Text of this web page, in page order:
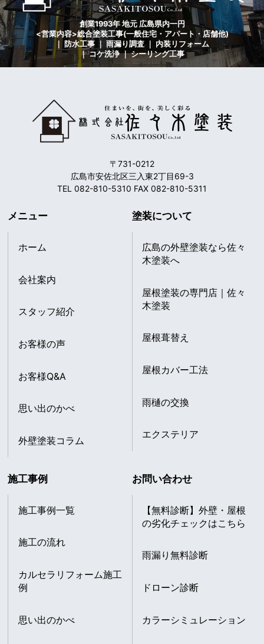
創業1993年 地元 広島県内一円
<営業内容>総合塗装工事(一般住宅・アパート・店舗他)
｜ 防水工事 ｜ 雨漏り調査 ｜ 内装リフォーム
｜ コケ洗浄 ｜ シーリング工事
〒731-0212
広島市安佐北区三入東2丁目69-3
TEL 082-810-5310 FAX 082-810-5311
メニュー
ホーム
会社案内
スタッフ紹介
お客様の声
お客様Q&A
思い出のかべ
外壁塗装コラム
塗装について
広島の外壁塗装なら佐々
木塗装へ
屋根塗装の専門店｜佐々
木塗装
屋根葺替え
屋根カバー工法
雨樋の交換
エクステリア
施工事例
施工事例一覧
施工の流れ
カルセラリフォーム施工
例
思い出のかべ
お問い合わせ
【無料診断】外壁・屋根
の劣化チェックはこちら
雨漏り無料診断
ドローン診断
カラーシミュレーション